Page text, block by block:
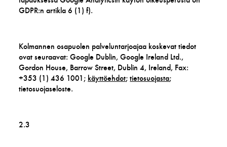
GDPR:n artikla 6 (1) f).
Kolmannen osapuolen palveluntarjoajaa koskevat tiedot
ovat seuraavat: Google Dublin, Google Ireland Ltd.,
Gordon House, Barrow Street, Dublin 4, Ireland, Fax:
+353 (1) 436 1001; käyttöehdot;tietosuojasta;
tietosuojaseloste.
2.3